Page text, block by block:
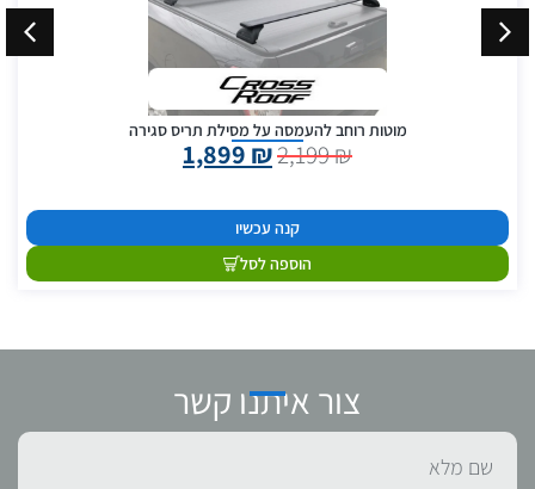
מוטות רוחב להעמסה על מסילת תריס סגירה
2,199₪
1,899 ₪
קנה עכשיו
הוספה לסל
צור איתנו קשר